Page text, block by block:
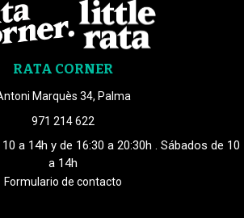
RATA CORNER
Marquès 34, Palma
971 214 622
a 14h y de 16:30 a 20:30h . Sábados de 10
a 14h
Formulario de contacto